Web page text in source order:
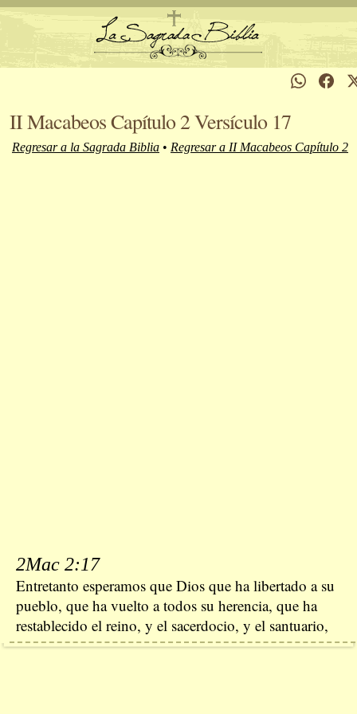
II Macabeos Capítulo 2 Versículo 17
Regresar a la Sagrada Biblia • Regresar a II Macabeos Capítulo 2
2Mac 2:17
Entretanto esperamos que Dios que ha libertado a su
pueblo, que ha vuelto a todos su herencia, que ha
restablecido el reino, y el sacerdocio, y el santuario,